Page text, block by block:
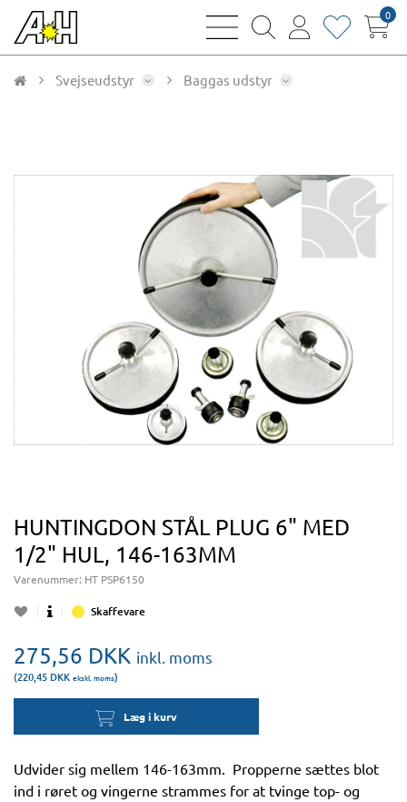
bars
magnifying
user
heart0
Svejseudstyr Baggas udstyr
HUNTINGDON STÅL PLUG 6" MED
1/2" HUL, 146-163MM
Varenummer: HT PSP6150
Skaffevare
275,56 DKK inkl. moms
(220,45 DKK ekskl. moms)
Læg i kurv
Udvider sig mellem 146-163mm. Propperne sættes blot
ind i røret og vingerne strammes for at tvinge top- og